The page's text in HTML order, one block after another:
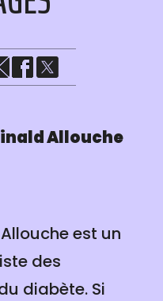
Allouche
est un
des
diabète. Si